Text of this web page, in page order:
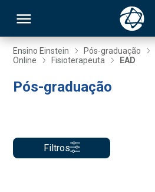
Ensino Einstein Pós-graduação
Online
Fisioterapeuta EAD
Pós-graduação
Filtros